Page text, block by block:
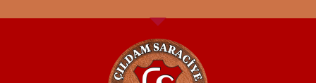
Deri Kartlık 0